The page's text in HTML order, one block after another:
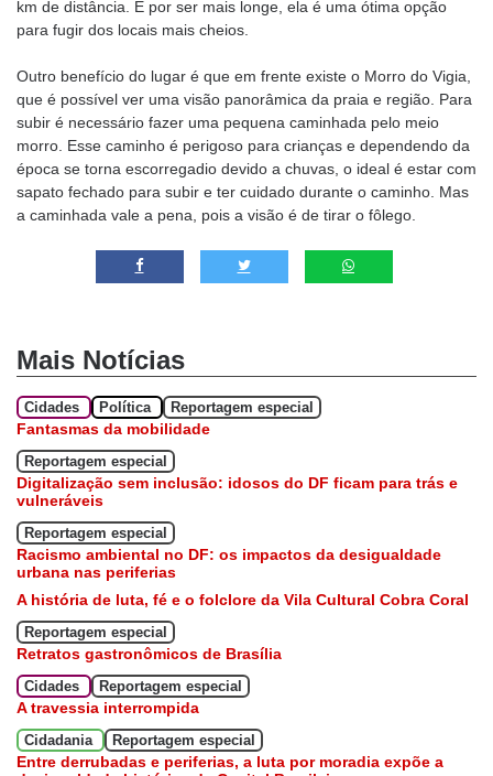
km de distância. E por ser mais longe, ela é uma ótima opção
para fugir dos locais mais cheios.
Outro benefício do lugar é que em frente existe o Morro do Vigia,
que é possível ver uma visão panorâmica da praia e região. Para
subir é necessário fazer uma pequena caminhada pelo meio
morro. Esse caminho é perigoso para crianças e dependendo da
época se torna escorregadio devido a chuvas, o ideal é estar com
sapato fechado para subir e ter cuidado durante o caminho. Mas
a caminhada vale a pena, pois a visão é de tirar o fôlego.
Mais Notícias
Cidades Política Reportagem especial
Fantasmas da mobilidade
Reportagem especial
Digitalização sem inclusão: idosos do DF ficam para trás e
vulneráveis
Reportagem especial
Racismo ambiental no DF: os impactos da desigualdade
urbana nas periferias
A história de luta, fé e o folclore da Vila Cultural Cobra Coral
Reportagem especial
Retratos gastronômicos de Brasília
Cidades Reportagem especial
A travessia interrompida
Cidadania Reportagem especial
Entre derrubadas e periferias, a luta por moradia expõe a